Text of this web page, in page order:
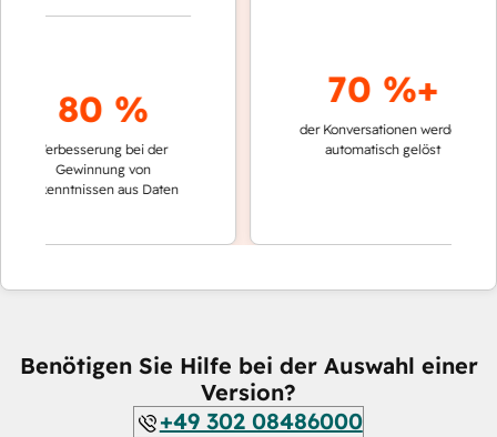
80 %
Verbesserung bei der
Gewinnung von
aus Daten
70 %+
der Konversationen werden
automatisch gelöst
Benötigen Sie Hilfe bei der Auswahl einer
Version?
+49 302 08486000